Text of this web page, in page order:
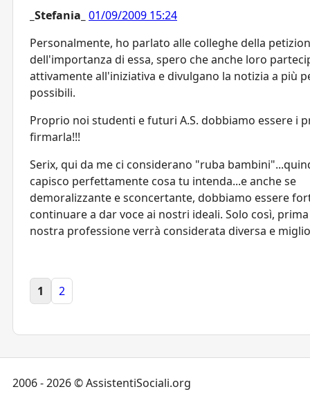
_Stefania_ 01/09/2009 15:24
Personalmente, ho parlato alle colleghe della
dell'importanza di essa, spero che anche loro
attivamente all'iniziativa e divulgano la notizia a più
possibili.
Proprio noi studenti e futuri A.S. dobbiamo essere i
firmarla!!!
Serix, qui da me ci considerano "ruba
capisco perfettamente cosa tu intenda...e anche se
demoralizzante e sconcertante, dobbiamo essere
continuare a dar voce ai nostri ideali. Solo così,
nostra professione verrà considerata diversa e
1 2
2006 - 2026 © AssistentiSociali.org